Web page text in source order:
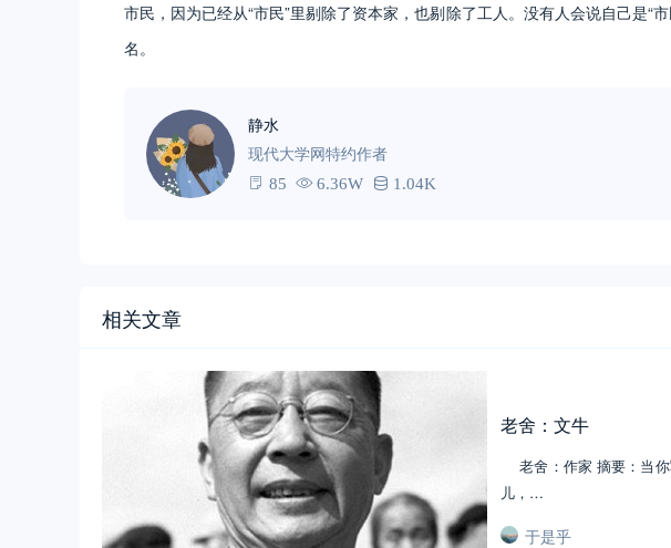
市民，因为已经从“市民”里剔除了资本家，也剔除了工人。没有人会说自己是“
名。
静水
现代大学网特约作者
85 6.36W 1.04K
相关文章
老舍：文牛
老舍：作家 摘要：当你
儿，…
于是乎